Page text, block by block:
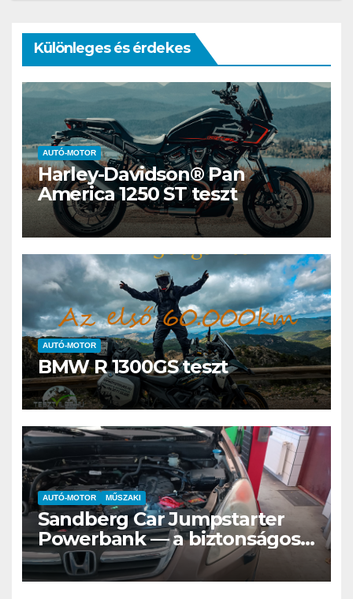
Különleges és érdekes
AUTÓ-MOTOR
Harley-Davidson® Pan
America 1250 ST teszt
AUTÓ-MOTOR
BMW R 1300GS teszt
AUTÓ-MOTOR MŰSZAKI
Sandberg Car Jumpstarter
Powerbank — a biztonságos
indítás bajnoka